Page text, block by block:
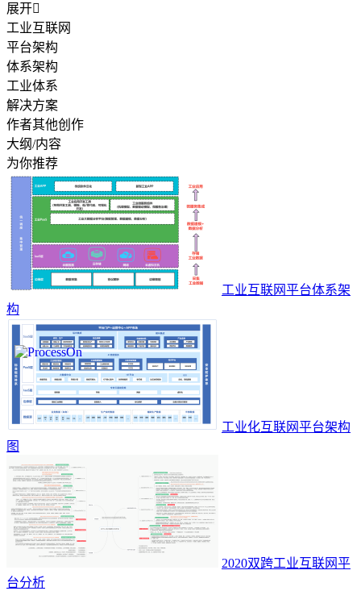
展开
工业互联网
平台架构
体系架构
工业体系
解决方案
作者其他创作
大纲/内容
为你推荐
工业互联网平台体系架
构
工业化互联网平台架构
图
2020双跨工业互联网平
台分析